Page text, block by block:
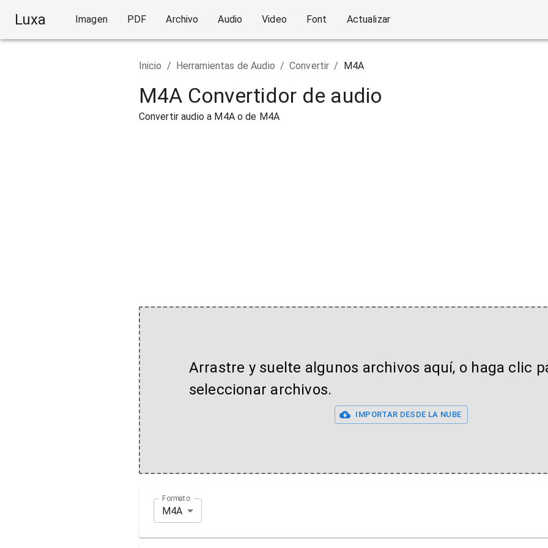
Luxa Imagen PDF Archivo Audio Video Font Actualizar
Inicio / Herramientas de Audio / Convertir / M4A
M4A Convertidor de audio
Convertir audio a M4A o de M4A
Arrastre y suelte algunos archivos aquí, o haga clic
seleccionar archivos.
IMPORTAR DESDE LA NUBE
Formato
M4A